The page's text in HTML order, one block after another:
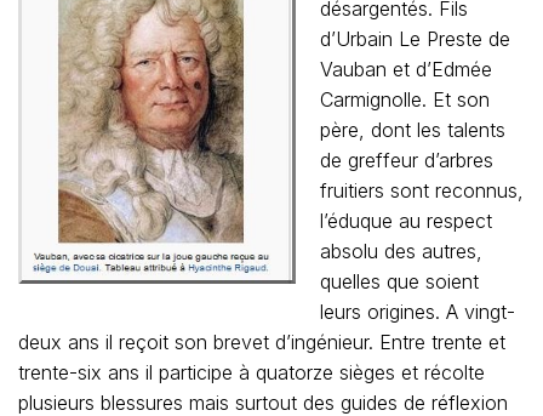
désargentés. Fils
d’Urbain Le Preste de
Vauban et d’Edmée
Carmignolle. Et son
père, dont les talents
de greffeur d’arbres
fruitiers sont reconnus,
l’éduque au respect
absolu des autres,
quelles que soient
leurs origines. A vingt-
deux ans il reçoit son brevet d’ingénieur. Entre trente et
trente-six ans il participe à quatorze sièges et récolte
plusieurs blessures mais surtout des guides de réflexion